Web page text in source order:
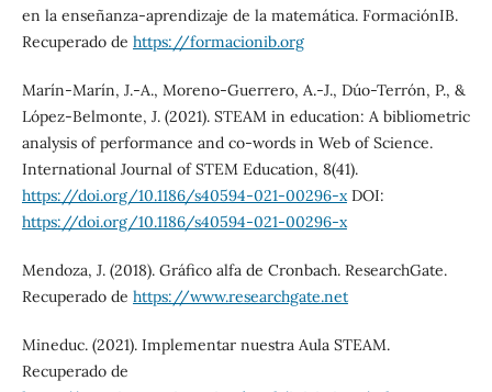
en la enseñanza-aprendizaje de la matemática. FormaciónIB.
Recuperado de https://formacionib.org
Marín-Marín, J.-A., Moreno-Guerrero, A.-J., Dúo-Terrón, P., &
López-Belmonte, J. (2021). STEAM in education: A bibliometric
analysis of performance and co-words in Web of Science.
International Journal of STEM Education, 8(41).
https://doi.org/10.1186/s40594-021-00296-xDOI:
https://doi.org/10.1186/s40594-021-00296-x
Mendoza, J. (2018). Gráfico alfa de Cronbach. ResearchGate.
Recuperado de https://www.researchgate.net
Mineduc. (2021). Implementar nuestra Aula STEAM.
Recuperado de